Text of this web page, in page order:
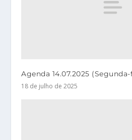
Agenda 14.07.2025
18 de julho de 2025